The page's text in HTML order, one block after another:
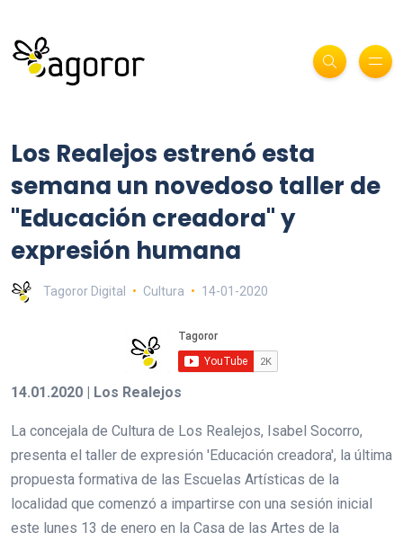
Los Realejos estrenó esta
semana un novedoso taller de
"Educación creadora" y
expresión humana
Tagoror Digital Cultura 14-01-2020
14.01.2020 | Los Realejos
La concejala de Cultura de Los Realejos, Isabel Socorro,
presenta el taller de expresión 'Educación creadora', la última
propuesta formativa de las Escuelas Artísticas de la
localidad que comenzó a impartirse con una sesión inicial
este lunes 13 de enero en la Casa de las Artes de la